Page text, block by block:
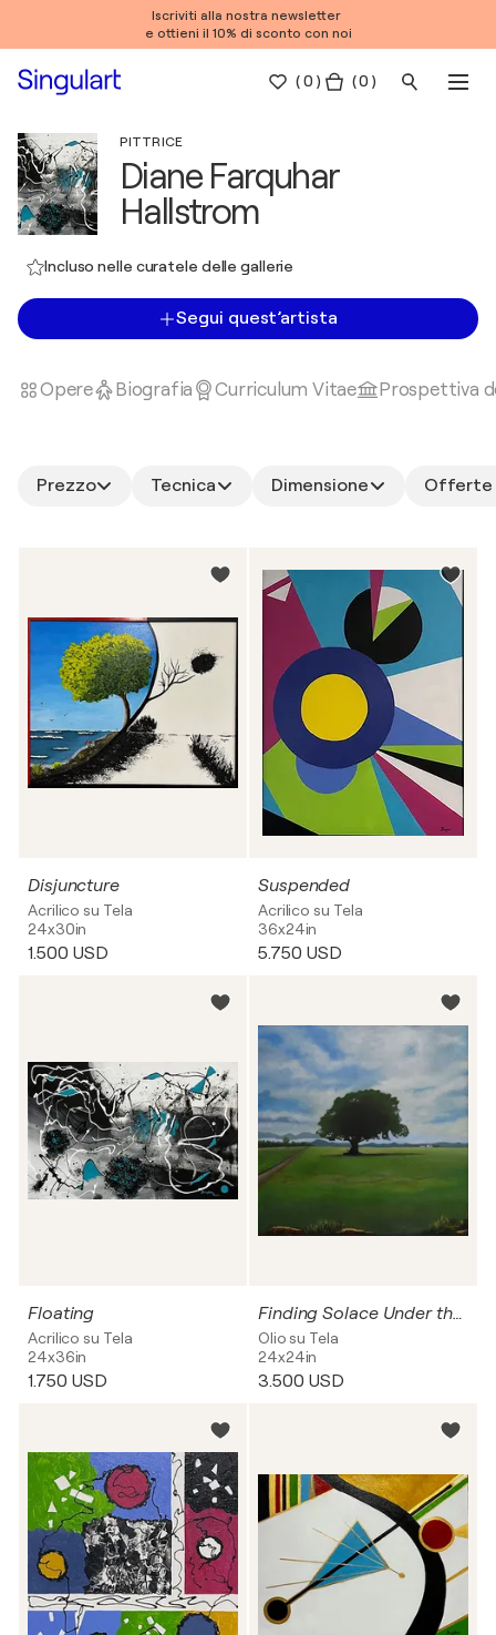
Iscriviti alla nostra newsletter
e ottieni il 10% di sconto con noi
(0 ) ( 0 )
PITTRICE
Diane Farquhar
Hallstrom
Incluso nelle curatele delle gallerie
Segui quest’artista
Opere Biografia Curriculum Vitae Prospettiva
Prezzo Tecnica Dimensione Offerte
Disjuncture
Acrilico su Tela
24x30in
1.500 USD
Suspended
Acrilico su Tela
36x24in
5.750 USD
Floating
Acrilico su Tela
24x36in
1.750 USD
Finding Solace Under the Big Old Tree
Olio su Tela
24x24in
3.500 USD